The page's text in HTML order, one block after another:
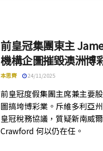
前皇冠集團東主
機構企圖摧毀澳洲博
本思齊 24/11/2025
前皇冠度假集團主席兼主要
圖搞垮博彩業。斥維多利亞
皇冠稅務協議，質疑新南威
Crawford 何以仍在任。